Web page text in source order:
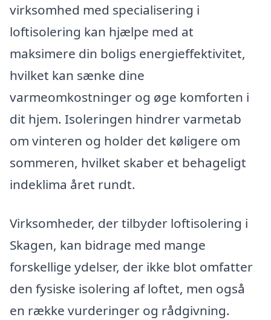
virksomhed med specialisering i
loftisolering kan hjælpe med at
maksimere din boligs energieffektivitet,
hvilket kan sænke dine
varmeomkostninger og øge komforten i
dit hjem. Isoleringen hindrer varmetab
om vinteren og holder det køligere om
sommeren, hvilket skaber et behageligt
indeklima året rundt.
Virksomheder, der tilbyder loftisolering i
Skagen, kan bidrage med mange
forskellige ydelser, der ikke blot omfatter
den fysiske isolering af loftet, men også
en række vurderinger og rådgivning.